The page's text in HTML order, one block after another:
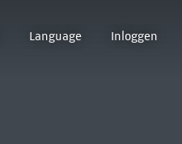
Language Inloggen